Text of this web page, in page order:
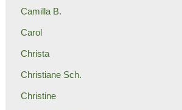
Camilla B.
Carol
Christa
Christiane Sch.
Christine